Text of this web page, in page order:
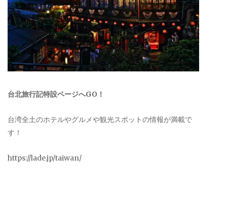
台北旅行記特設ページへGO！
台湾全土のホテルやグルメや観光スポットの情報が満載で
す！
https://lade.jp/taiwan/